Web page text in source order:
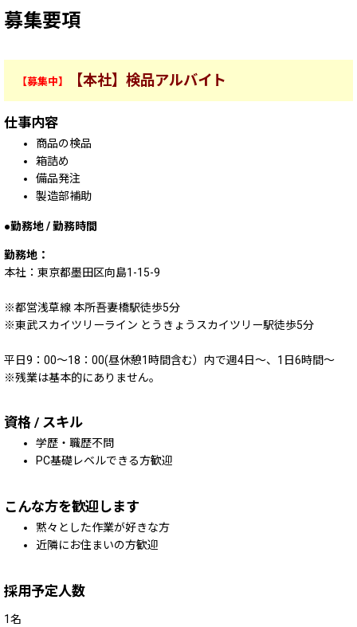
募集要項
【募集中】 【本社】検品アルバイト
仕事内容
商品の検品
箱詰め
備品発注
製造部補助
勤務地 / 勤務時間
勤務地：
本社：東京都墨田区向島1-15-9
※都営浅草線 本所吾妻橋駅徒歩5分
※東武スカイツリーライン とうきょうスカイツリー駅徒歩5分
平日9：00～18：00(昼休憩1時間含む）内で週4日～、1日6時間～
※残業は基本的にありません。
資格 / スキル
学歴・職歴不問
PC基礎レベルできる方歓迎
こんな方を歓迎します
黙々とした作業が好きな方
近隣にお住まいの方歓迎
採用予定人数
1名